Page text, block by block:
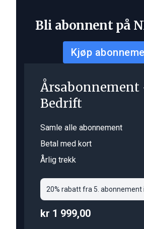
Bli abonnent på
Kjøp
Årsabonnement
Bedrift
Samle alle abonnement
Betal med kort
Årlig trekk
20% rabatt fra 5. abonnement
kr 1 999,00